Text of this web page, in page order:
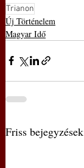
Trianon
Új Történelem
Magyar Idő
Friss bejegyzések